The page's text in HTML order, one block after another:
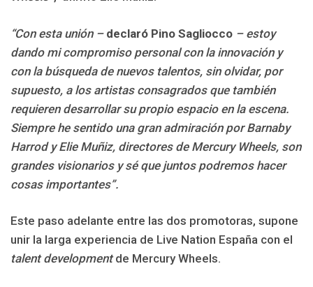
“Con esta unión – declaró Pino Sagliocco – estoy
dando mi compromiso personal con la innovación y
con la búsqueda de nuevos talentos, sin olvidar, por
supuesto, a los artistas consagrados que también
requieren desarrollar su propio espacio en la escena.
Siempre he sentido una gran admiración por Barnaby
Harrod y Elie Muñiz, directores de Mercury Wheels, son
grandes visionarios y sé que juntos podremos hacer
cosas importantes”.
Este paso adelante entre las dos promotoras, supone
unir la larga experiencia de Live Nation España con el
talent developmentde Mercury Wheels.